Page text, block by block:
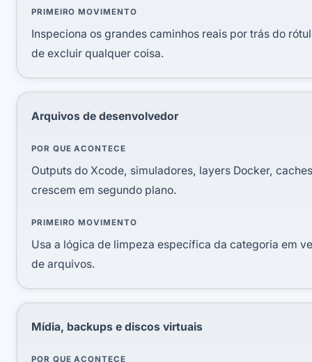
PRIMEIRO MOVIMENTO
Inspeciona os grandes caminhos reais por trás do
de excluir qualquer coisa.
Arquivos de desenvolvedor
POR QUE ACONTECE
Outputs do Xcode, simuladores, layers Docker,
crescem em segundo plano.
PRIMEIRO MOVIMENTO
Usa a lógica de limpeza específica da categoria em
de arquivos.
Mídia, backups e discos virtuais
POR QUE ACONTECE